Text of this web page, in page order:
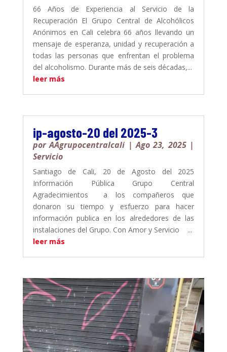
66 Años de Experiencia al Servicio de la
Recuperación El Grupo Central de Alcohólicos
Anónimos en Cali celebra 66 años llevando un
mensaje de esperanza, unidad y recuperación a
todas las personas que enfrentan el problema
del alcoholismo. Durante más de seis décadas,...
leer más
ip-agosto-20 del 2025-3
porAAgrupocentralcali |Ago 23, 2025|
Servicio
Santiago de Cali, 20 de Agosto del 2025
Información Pública Grupo Central
Agradecimientos a los compañeros que
donaron su tiempo y esfuerzo para hacer
información publica en los alrededores de las
instalaciones del Grupo. Con Amor y Servicio ...
leer más